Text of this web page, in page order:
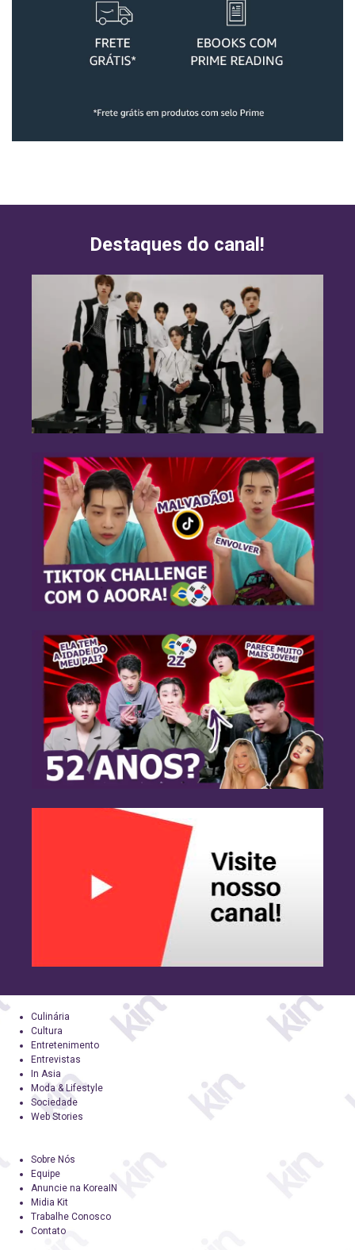
Destaques do canal!
Culinária
Cultura
Entretenimento
Entrevistas
In Asia
Moda & Lifestyle
Sociedade
Web Stories
Sobre Nós
Equipe
Anuncie na KoreaIN
Midia Kit
Trabalhe Conosco
Contato